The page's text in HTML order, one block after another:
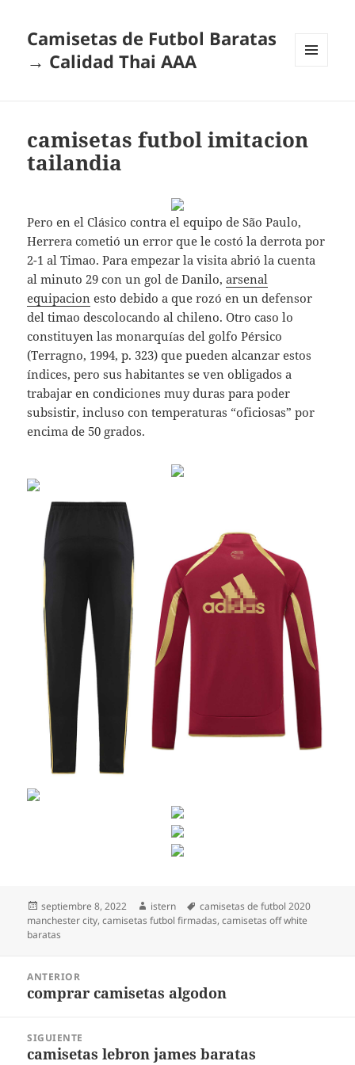
Camisetas de Futbol Baratas
→ Calidad Thai AAA
camisetas futbol imitacion
tailandia
Pero en el Clásico contra el equipo de São Paulo,
Herrera cometió un error que le costó la derrota por
2-1 al Timao. Para empezar la visita abrió la cuenta
al minuto 29 con un gol de Danilo,arsenal
equipacion esto debido a que rozó en un defensor
del timao descolocando al chileno. Otro caso lo
constituyen las monarquías del golfo Pérsico
(Terragno, 1994, p. 323) que pueden alcanzar estos
índices, pero sus habitantes se ven obligados a
trabajar en condiciones muy duras para poder
subsistir, incluso con temperaturas “oficiosas” por
encima de 50 grados.
Publicado
el
septiembre 8, 2022 Autor
istern Etiquetas
camisetas de futbol 2020
manchester city,camisetas futbol firmadas,camisetas off white
baratas
entradas
ANTERIOR
Entrada
comprar camisetas algodon
SIGUIENTE
Entrada
camisetas lebron james baratas